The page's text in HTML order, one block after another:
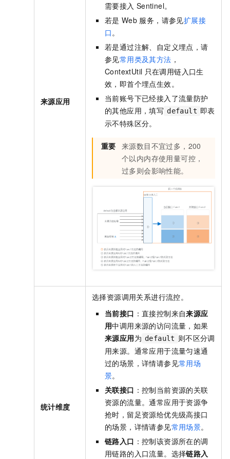
来源应用
需要接入 Sentinel。
若是 Web 服务，请参见扩展接
口。
若是通过注解、自定义埋点，请
参见常用类及其方法 ，
ContextUtil 只在调用链入口生
效，即首个埋点生效。
当前账号下已经接入了流量防护
的其他应用，填写 default 即表
示不特殊区分。
重要 来源数目不宜过多，200
个以内内存使用量可控，
过多则会影响性能。
统计维度
选择资源调用关系进行流控。
当前接口 ：直接控制来自来源应
用中调用来源的访问流量，如果
来源应用为 default 则不区分调
用来源。通常应用于流量匀速通
过的场景，详情请参见常用场
景。
关联接口 ：控制当前资源的关联
资源的流量。通常应用于资源争
抢时，留足资源给优先级高接口
的场景，详情请参见常用场景。
链路入口 ：控制该资源所在的调
用链路的入口流量。选择链路入